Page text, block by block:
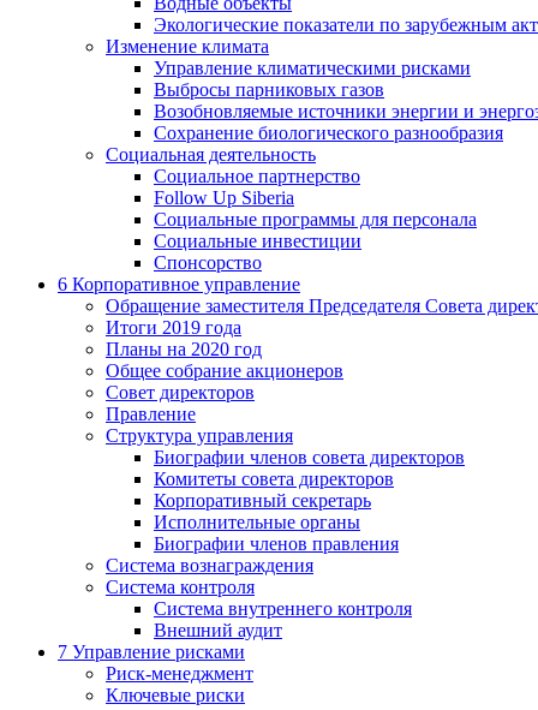
Экологические показатели по зарубежным
Изменение климата
Управление климатическими рисками
Выбросы парниковых газов
Возобновляемые источники энергии и
Сохранение биологического разнообразия
Социальная деятельность
Социальное партнерство
Follow Up Siberia
Социальные программы для персонала
Социальные инвестиции
Спонсорство
6 Корпоративное управление
Обращение заместителя Председателя Совета
Итоги 2019 года
Планы на 2020 год
Общее собрание акционеров
Совет директоров
Правление
Структура управления
Биографии членов совета директоров
Комитеты совета директоров
Корпоративный секретарь
Исполнительные органы
Биографии членов правления
Система вознаграждения
Система контроля
Система внутреннего контроля
Внешний аудит
7 Управление рисками
Риск-менеджмент
Ключевые риски